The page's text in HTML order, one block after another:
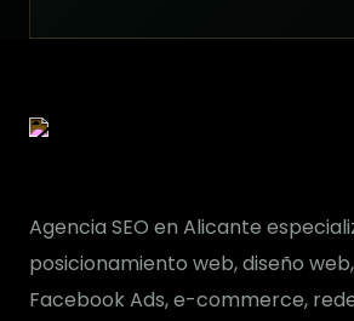
Agencia SEO en Alicante
posicionamiento web, diseño
Facebook Ads, e-commerce,